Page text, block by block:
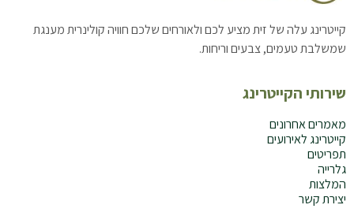
קייטרינג עלה של זית מציע לכם ולאורחים שלכם חוויה קולינרית מענגת
שמשלבת טעמים, צבעים וריחות.
שירותי הקייטרינג
מאמרים אחרונים
קייטרינג לאירועים
תפריטים
גלרייה
המלצות
יצירת קשר